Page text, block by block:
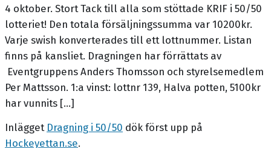
4 oktober. Stort Tack till alla som stöttade KRIF i 50/50
lotteriet! Den totala försäljningssumma var 10200kr.
Varje swish konverterades till ett lottnummer. Listan
finns på kansliet. Dragningen har förrättats av
Eventgruppens Anders Thomsson och styrelsemedlem
Per Mattsson. 1:a vinst: lottnr 139, Halva potten, 5100kr
har vunnits […]
Inlägget Dragning i 50/50 dök först upp på
Hockeyettan.se.